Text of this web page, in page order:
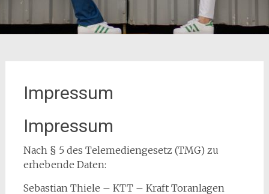
Impressum
Impressum
Nach § 5 des Telemediengesetz (TMG) zu
erhebende Daten:
Sebastian Thiele – KTT – Kraft Toranlagen